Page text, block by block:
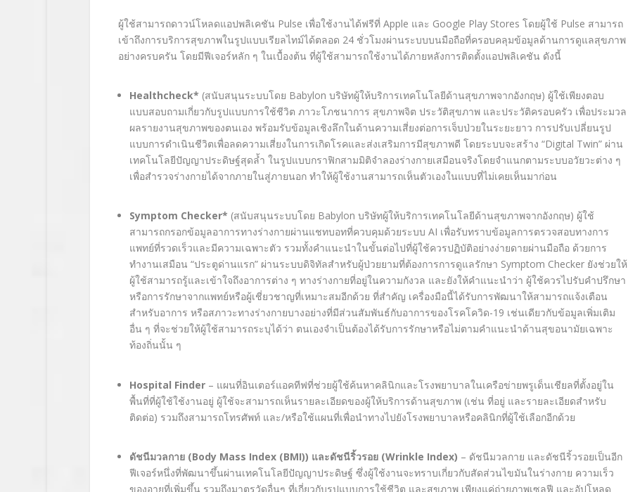
ผู้ใช้สามารถดาวน์โหลดแอปพลิเคชัน Pulse เพื่อใช้งานได้ฟรีที่ Apple และ Google Play Stores โดยผู้ใช้ Pulse สามารถ
เข้าถึงการบริการสุขภาพในรูปแบบเรียลไทม์ได้ตลอด 24ชั่วโมงผ่านระบบบนมือถือที่ครอบคลุมข้อมูลด้านการดูแลสุขภาพ
อย่างครบครัน โดยมีฟีเจอร์หลัก ๆ ในเบื้องต้น ที่ผู้ใช้สามารถใช้งานได้ภายหลังการติดตั้งแอปพลิเคชัน ดังนี้
Healthcheck* (สนับสนุนระบบโดย Babylon บริษัทผู้ให้บริการเทคโนโลยีด้านสุขภาพจากอังกฤษ) ผู้ใช้เพียงตอบ
แบบสอบถามเกี่ยวกับรูปแบบการใช้ชีวิต ภาวะโภชนาการ สุขภาพจิต ประวัติสุขภาพ และประวัติครอบครัว เพื่อประมวล
ผลรายงานสุขภาพของตนเอง พร้อมรับข้อมูลเชิงลึกในด้านความเสี่ยงต่อการเจ็บป่วยในระยะยาว การปรับเปลี่ยนรูป
แบบการดำเนินชีวิตเพื่อลดความเสี่ยงในการเกิดโรคและส่งเสริมการมีสุขภาพดี โดยระบบจะสร้าง “Digital Twin” ผ่าน
เทคโนโลยีปัญญาประดิษฐ์สุดล้ำ ในรูปแบบกราฟิกสามมิติจำลองร่างกายเสมือนจริงโดยจำแนกตามระบบอวัยวะต่าง ๆ
เพื่อสำรวจร่างกายได้จากภายในสู่ภายนอก ทำให้ผู้ใช้งานสามารถเห็นตัวเองในแบบที่ไม่เคยเห็นมาก่อน
Symptom Checker* (สนับสนุนระบบโดย Babylon บริษัทผู้ให้บริการเทคโนโลยีด้านสุขภาพจากอังกฤษ) ผู้ใช้
สามารถกรอกข้อมูลอาการทางร่างกายผ่านแชทบอทที่ควบคุมด้วยระบบ AI เพื่อรับทราบข้อมูลการตรวจสอบทางการ
แพทย์ที่รวดเร็วและมีความเฉพาะตัว รวมทั้งคำแนะนำในขั้นต่อไปที่ผู้ใช้ควรปฏิบัติอย่างง่ายดายผ่านมือถือ ด้วยการ
ทำงานเสมือน “ประตูด่านแรก” ผ่านระบบดิจิทัลสำหรับผู้ป่วยยามที่ต้องการการดูแลรักษา Symptom Checkerยังช่วยให้
ผู้ใช้สามารถรู้และเข้าใจถึงอาการต่าง ๆ ทางร่างกายที่อยู่ในความกังวล และยังให้คำแนะนำว่า ผู้ใช้ควรไปรับคำปรึกษา
หรือการรักษาจากแพทย์หรือผู้เชี่ยวชาญที่เหมาะสมอีกด้วย ที่สำคัญ เครื่องมือนี้ได้รับการพัฒนาให้สามารถแจ้งเตือน
สำหรับอาการ หรือสภาวะทางร่างกายบางอย่างที่มีส่วนสัมพันธ์กับอาการของโรคโควิด-19 เช่นเดียวกับข้อมูลเพิ่มเติม
อื่น ๆ ที่จะช่วยให้ผู้ใช้สามารถระบุได้ว่า ตนเองจำเป็นต้องได้รับการรักษาหรือไม่ตามคำแนะนำด้านสุขอนามัยเฉพาะ
ท้องถิ่นนั้น ๆ
Hospital Finder – แผนที่อินเตอร์แอคทีฟที่ช่วยผู้ใช้ค้นหาคลินิกและโรงพยาบาลในเครือข่ายพรูเด็นเชียลที่ตั้งอยู่ใน
พื้นที่ที่ผู้ใช้ใช้งานอยู่ ผู้ใช้จะสามารถเห็นรายละเอียดของผู้ให้บริการด้านสุขภาพ (เช่น ที่อยู่ และรายละเอียดสำหรับ
ติดต่อ) รวมถึงสามารถโทรศัพท์ และ/หรือใช้แผนที่เพื่อนำทางไปยังโรงพยาบาลหรือคลินิกที่ผู้ใช้เลือกอีกด้วย
ดัชนีมวลกาย (Body Mass Index (BMI)) และดัชนีริ้วรอย (Wrinkle Index) – ดัชนีมวลกาย และดัชนีริ้วรอยเป็นอีก
ฟีเจอร์หนึ่งที่พัฒนาขึ้นผ่านเทคโนโลยีปัญญาประดิษฐ์ ซึ่งผู้ใช้งานจะทราบเกี่ยวกับสัดส่วนไขมันในร่างกาย ความเร็ว
ของอายุที่เพิ่มขึ้น รวมถึงมาตรวัดอื่นๆ ที่เกี่ยวกับรูปแบบการใช้ชีวิต และสุขภาพ เพียงแค่ถ่ายภาพเซลฟี และอัปโหลด